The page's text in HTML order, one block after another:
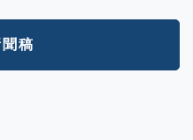
稿